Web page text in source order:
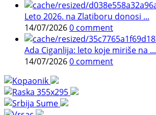
Leto 2026. na Zlatiboru donosi ...
14/07/20260 comment
Ada Ciganlija: leto koje miriše na ...
14/07/20260 comment